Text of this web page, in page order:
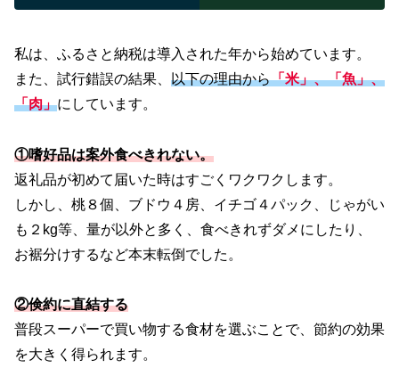
私は、ふるさと納税は導入された年から始めています。
また、試行錯誤の結果、 以下の理由から「米」、「魚」、
「肉」にしています。
①嗜好品は案外食べきれない。
返礼品が初めて届いた時はすごくワクワクします。
しかし、桃８個、ブドウ４房、イチゴ４パック、じゃがい
も２kg等、量が以外と多く、食べきれずダメにしたり、
お裾分けするなど本末転倒でした。
②倹約に直結する
普段スーパーで買い物する食材を選ぶことで、節約の効果
を大きく得られます。